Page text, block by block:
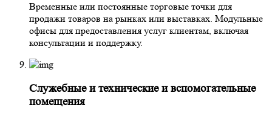
Временные или постоянные торговые точки для
продажи товаров на рынках или выставках. Модульные
офисы для предоставления услуг клиентам, включая
консультации и поддержку.
Служебные и технические и вспомогательные
помещения